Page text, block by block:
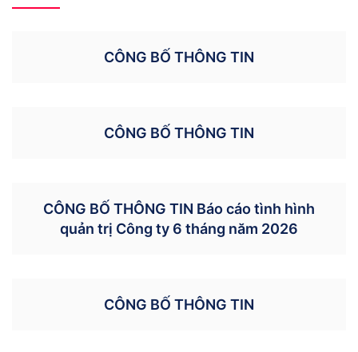
CÔNG BỐ THÔNG TIN
CÔNG BỐ THÔNG TIN
CÔNG BỐ THÔNG TIN Báo cáo tình hình
quản trị Công ty 6 tháng năm 2026
CÔNG BỐ THÔNG TIN